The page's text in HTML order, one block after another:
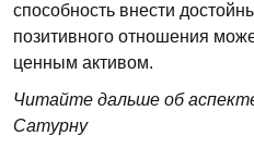
способность внести
позитивного отношения
ценным активом.
Читайте дальше об
Сатурну